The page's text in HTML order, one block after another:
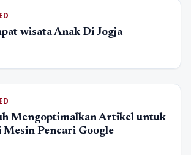
wisata Anak Di Jogja
Mengoptimalkan Artikel untuk
Pencari Google